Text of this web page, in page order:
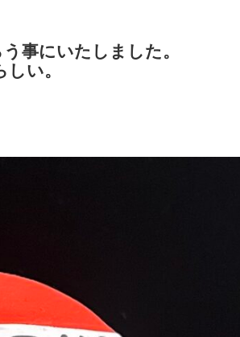
事にいたしました。
い。